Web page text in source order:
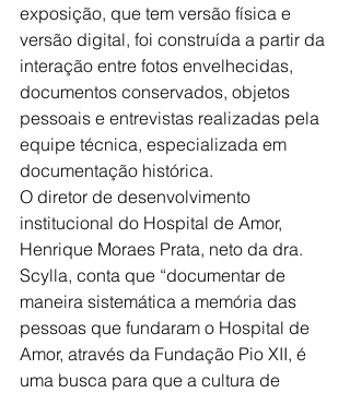
exposição, que tem versão física e
versão digital, foi construída a partir da
interação entre fotos envelhecidas,
documentos conservados, objetos
pessoais e entrevistas realizadas pela
equipe técnica, especializada em
documentação histórica.
O diretor de desenvolvimento
institucional do Hospital de Amor,
Henrique Moraes Prata, neto da dra.
Scylla, conta que “documentar de
maneira sistemática a memória das
pessoas que fundaram o Hospital de
Amor, através da Fundação Pio XII, é
uma busca para que a cultura de